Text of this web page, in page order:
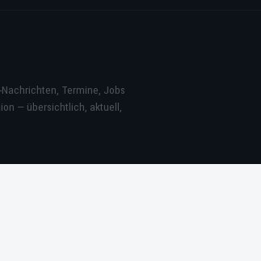
Termine, Jobs
— übersichtlich, aktuell,